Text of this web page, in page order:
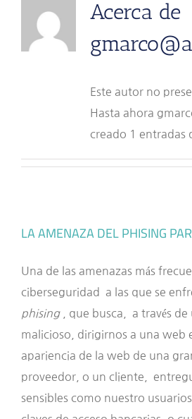
Acerca de
Este autor no
Hasta ahora
creado 1 entradas
LA AMENAZA DEL PHISING
Una de las amenazas más
ciberseguridad a las que se
phising, que busca, a través de
malicioso, dirigirnos a una web
apariencia de la web de una
proveedor, o un cliente,
sensibles como nuestro usuarios